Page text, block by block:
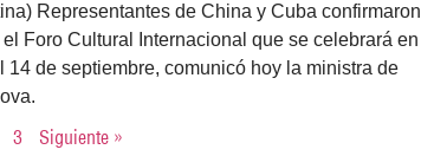
Representantes de China y Cuba confirmaron
Foro Cultural Internacional que se celebrará en
14 de septiembre, comunicó hoy la ministra de
3 Siguiente »